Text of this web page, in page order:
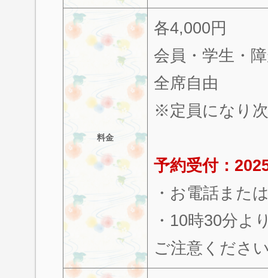
料金
各4,000円
会員・学生・
全席自由
※定員になり
予約受付：
・お電話また
・10時30分よ
ご注意くださ